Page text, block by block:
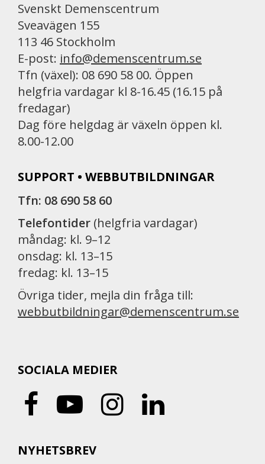
Svenskt Demenscentrum
Sveavägen 155
113 46 Stockholm
E-post: info@demenscentrum.se
Tfn (växel): 08 690 58 00. Öppen
helgfria vardagar kl 8-16.45 (16.15 på
fredagar)
Dag före helgdag är växeln öppen kl.
8.00-12.00
SUPPORT • WEBBUTBILDNINGAR
Tfn: 08 690 58 60
Telefontider (helgfria vardagar)
måndag: kl. 9–12
onsdag: kl. 13–15
fredag: kl. 13–15
Övriga tider, mejla din fråga till:
webbutbildningar@demenscentrum.se
SOCIALA MEDIER
NYHETSBREV